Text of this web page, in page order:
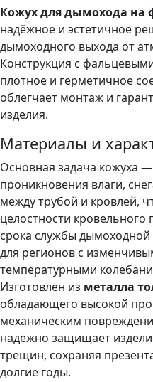
Кожух для дымохода на
надёжное и эстетичное
дымоходного выхода от
Конструкция с
плотное и герметичное
облегчает монтаж и
изделия.
Материалы и
Основная задача кожуха
проникновения влаги,
между трубой и кровлей,
целостности
срока службы
для регионов с
температурными
Изготовлен из металла
обладающего высокой
механическим
надёжно защищает
трещин, сохраняя
долгие годы.